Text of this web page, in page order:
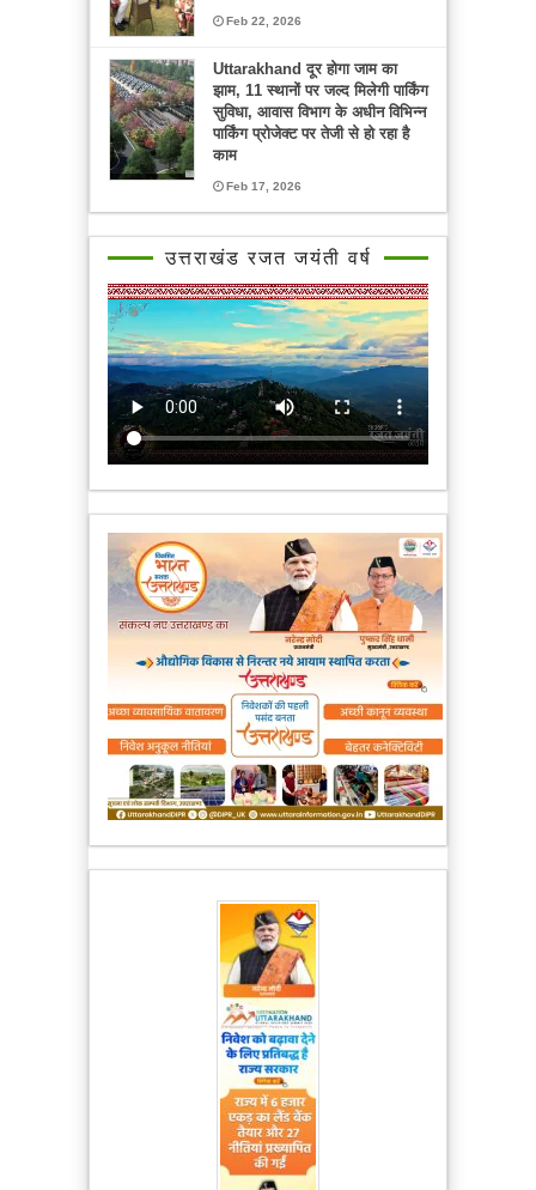
Feb 22, 2026
Uttarakhand दूर होगा जाम का
झाम, 11 स्थानों पर जल्द मिलेगी पार्किंग
सुविधा, आवास विभाग के अधीन विभिन्न
पार्किंग प्रोजेक्ट पर तेजी से हो रहा है
काम
Feb 17, 2026
उत्तराखंड रजत जयंती वर्ष